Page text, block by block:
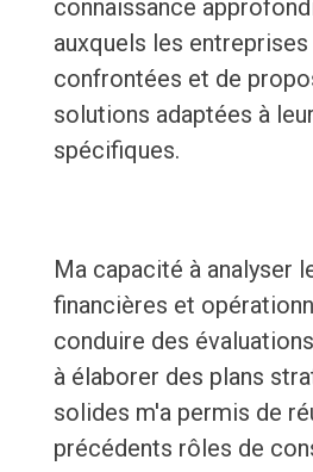
connaissance
auxquels les
confrontées et de
solutions adaptées à
spécifiques.
Ma capacité à analyser
financières et
conduire des
à élaborer des plans
solides m'a permis de
précédents rôles de